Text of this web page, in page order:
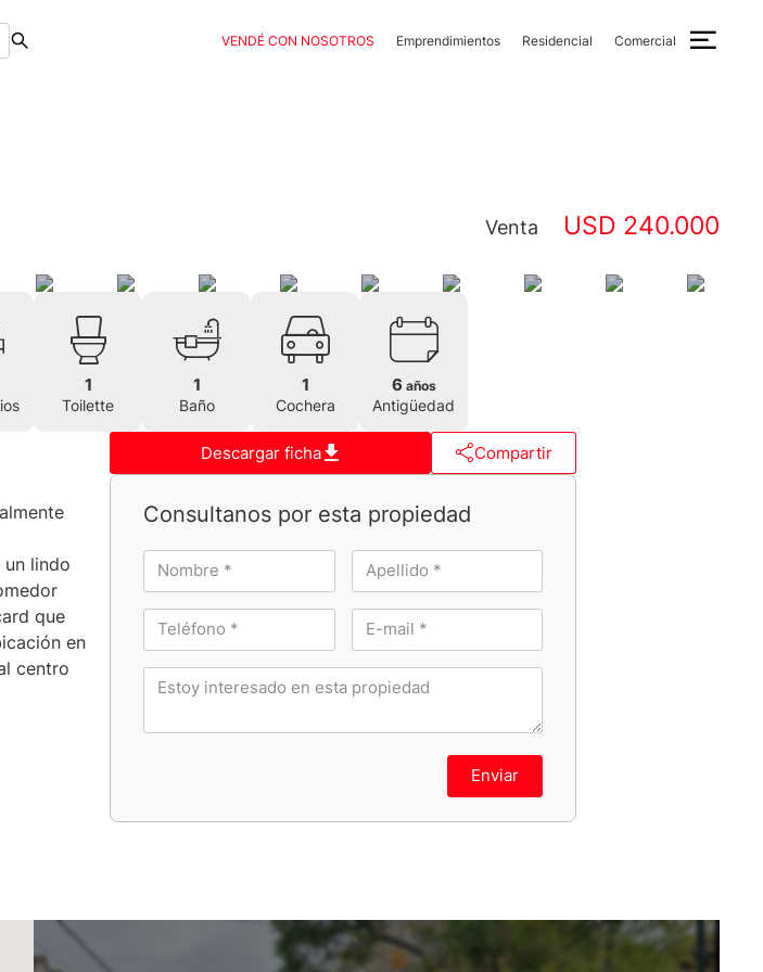
VENDÉ CON NOSOTROS Emprendimientos Residencial Comercial
Venta USD 240.000
1
Toilette
1
Baño
1
Cochera
6 años
Antigüedad
un lindo
que
en
centro
Descargar ficha Compartir
Consultanos por esta propiedad
Enviar